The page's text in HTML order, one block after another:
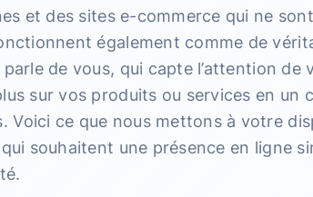
et des sites e-commerce qui ne
également comme de
de vous, qui capte l’attention de
sur vos produits ou services en un
Voici ce que nous mettons à votre
souhaitent une présence en ligne